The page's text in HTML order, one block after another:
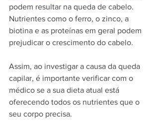
podem resultar na queda de cabelo.
Nutrientes como o ferro, o zinco, a
biotina e as proteínas em geral podem
prejudicar o crescimento do cabelo.
Assim, ao investigar a causa da queda
capilar, é importante verificar com o
médico se a sua dieta atual está
oferecendo todos os nutrientes que o
seu corpo precisa.